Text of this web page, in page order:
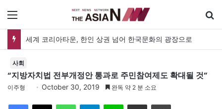
세계 코리아타운, 한인 상권 넘어 한국문화의 광장으로
사회
“지방자치법 전부개정안 통과로 주민참여제도 확대될 것”
이주형 October 30, 2019 완독 약 2 분 소요
Telegram 이메일